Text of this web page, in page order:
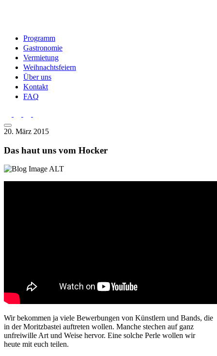
Programm
Gastronomie
Vermietung
Weihnachtsfeiern
Über uns
Kontakt
FAQ
20. März 2015
Das haut uns vom Hocker
Wir bekommen ja viele Bewerbungen von Künstlern und Bands, die
in der Moritzbastei auftreten wollen. Manche stechen auf ganz
unfreiwille Art und Weise hervor. Eine solche Perle wollen wir
heute mit euch teilen.